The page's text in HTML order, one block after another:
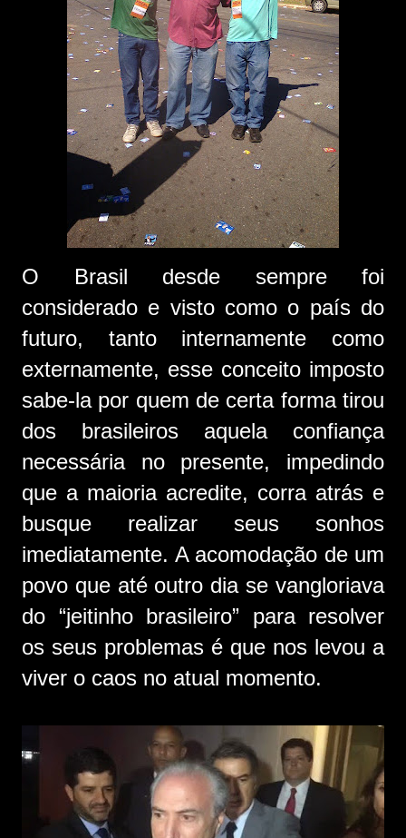
O Brasil desde sempre foi
considerado e visto como o país do
futuro, tanto internamente como
externamente, esse conceito imposto
sabe-la por quem de certa forma tirou
dos brasileiros aquela confiança
necessária no presente, impedindo
que a maioria acredite, corra atrás e
busque realizar seus sonhos
imediatamente. A acomodação de um
povo que até outro dia se vangloriava
do “jeitinho brasileiro” para resolver
os seus problemas é que nos levou a
viver o caos no atual momento.